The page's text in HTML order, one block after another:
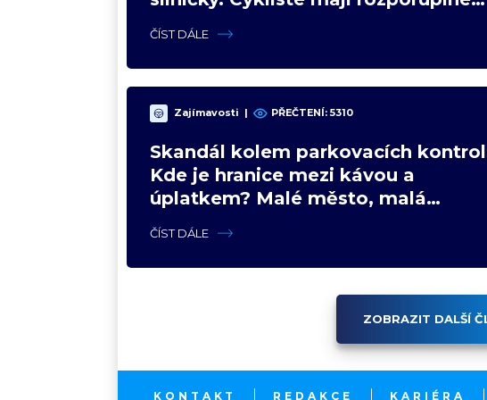
názory
ČÍST DÁLE
Zajímavosti | PŘEČTENÍ: 5310
Skandál kolem parkovacích
Kde je hranice mezi kávou a
úplatkem? Malé město, malá
výhoda, velký problém
ČÍST DÁLE
ZOBRAZIT DALŠÍ
KONTAKT REDAKCE KARIÉRA